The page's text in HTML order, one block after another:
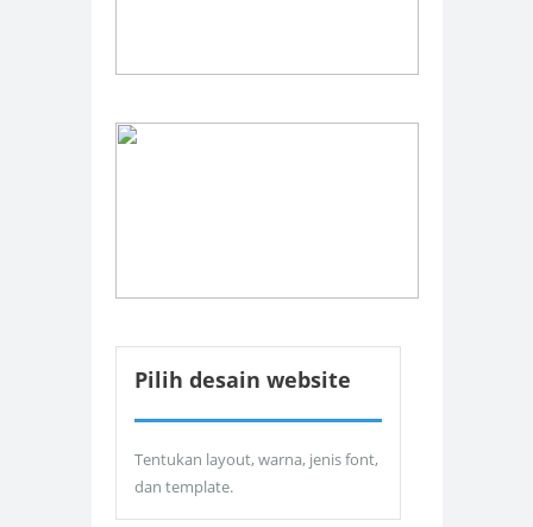
Pilih desain website
Tentukan layout, warna, jenis font,
dan template.